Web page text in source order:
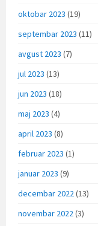
oktobar 2023 (19)
septembar 2023 (11)
avgust 2023 (7)
jul 2023 (13)
jun 2023 (18)
maj 2023 (4)
april 2023 (8)
februar 2023 (1)
januar 2023 (9)
decembar 2022(13)
novembar 2022(3)